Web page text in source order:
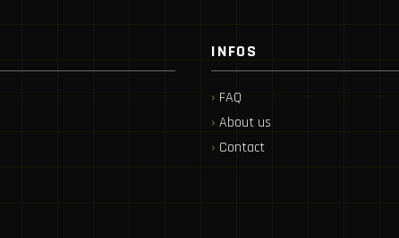
INFOS
FAQ
About us
Contact